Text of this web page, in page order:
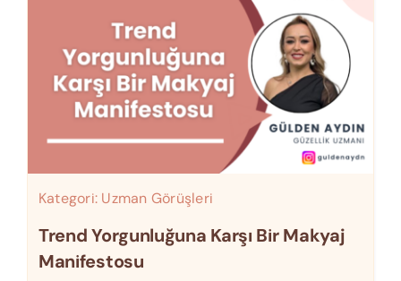
Kategori: Uzman Görüşleri
Trend Yorgunluğuna Karşı Bir Makyaj
Manifestosu